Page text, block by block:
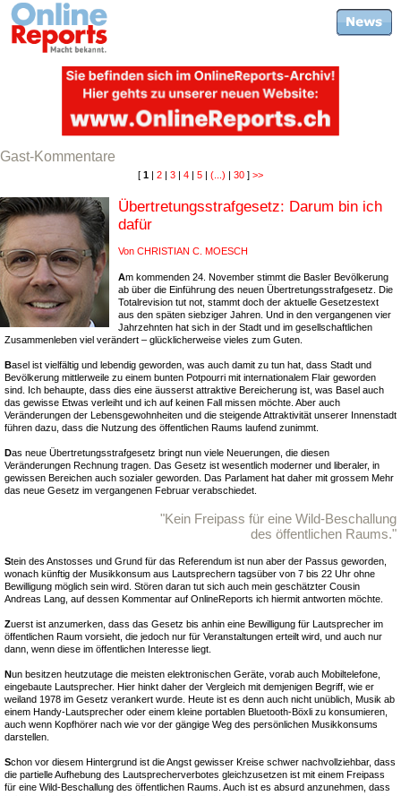
Gast-Kommentare
[ 1 | 2 | 3 | 4 | 5 | (...) | 30 ] >>
Übertretungsstrafgesetz: Darum bin ich
dafür
Von CHRISTIAN C. MOESCH
Am kommenden 24. November stimmt die Basler Bevölkerung
ab über die Einführung des neuen Übertretungsstrafgesetz. Die
Totalrevision tut not, stammt doch der aktuelle Gesetzestext
aus den späten siebziger Jahren. Und in den vergangenen vier
Jahrzehnten hat sich in der Stadt und im gesellschaftlichen
Zusammenleben viel verändert – glücklicherweise vieles zum Guten.
Basel ist vielfältig und lebendig geworden, was auch damit zu tun hat, dass Stadt und
Bevölkerung mittlerweile zu einem bunten Potpourri mit internationalem Flair geworden
sind. Ich behaupte, dass dies eine äusserst attraktive Bereicherung ist, was Basel auch
das gewisse Etwas verleiht und ich auf keinen Fall missen möchte. Aber auch
Veränderungen der Lebensgewohnheiten und die steigende Attraktivität unserer Innenstadt
führen dazu, dass die Nutzung des öffentlichen Raums laufend zunimmt.
Das neue Übertretungsstrafgesetz bringt nun viele Neuerungen, die diesen
Veränderungen Rechnung tragen. Das Gesetz ist wesentlich moderner und liberaler, in
gewissen Bereichen auch sozialer geworden. Das Parlament hat daher mit grossem Mehr
das neue Gesetz im vergangenen Februar verabschiedet.
"Kein Freipass für eine Wild-Beschallung
des öffentlichen Raums."
Stein des Anstosses und Grund für das Referendum ist nun aber der Passus geworden,
wonach künftig der Musikkonsum aus Lautsprechern tagsüber von 7 bis 22 Uhr ohne
Bewilligung möglich sein wird. Stören daran tut sich auch mein geschätzter Cousin
Andreas Lang, auf dessen Kommentar auf OnlineReports ich hiermit antworten möchte.
Zuerst ist anzumerken, dass das Gesetz bis anhin eine Bewilligung für Lautsprecher im
öffentlichen Raum vorsieht, die jedoch nur für Veranstaltungen erteilt wird, und auch nur
dann, wenn diese im öffentlichen Interesse liegt.
Nun besitzen heutzutage die meisten elektronischen Geräte, vorab auch Mobiltelefone,
eingebaute Lautsprecher. Hier hinkt daher der Vergleich mit demjenigen Begriff, wie er
weiland 1978 im Gesetz verankert wurde. Heute ist es denn auch nicht unüblich, Musik ab
einem Handy-Lautsprecher oder einem kleine portablen Bluetooth-Böxli zu konsumieren,
auch wenn Kopfhörer nach wie vor der gängige Weg des persönlichen Musikkonsums
darstellen.
Schon vor diesem Hintergrund ist die Angst gewisser Kreise schwer nachvollziehbar, dass
die partielle Aufhebung des Lautsprecherverbotes gleichzusetzen ist mit einem Freipass
für eine Wild-Beschallung des öffentlichen Raums. Auch ist es absurd anzunehmen, dass